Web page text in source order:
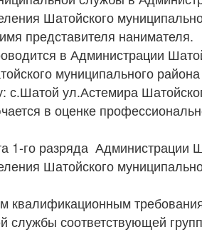
Шатойского
представителя нанимателя.
в Администрации
муниципального
с.Шатой ул.Астемира
в оценке
1-го разряда Администрации
Шатойского
квалификационным
службы соответствующей